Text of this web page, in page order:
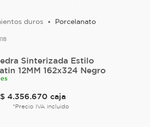
duros Porcelanato
Sinterizada Estilo
12MM 162x324 Negro
$ 4.356.670 caja
*Precio IVA incluido